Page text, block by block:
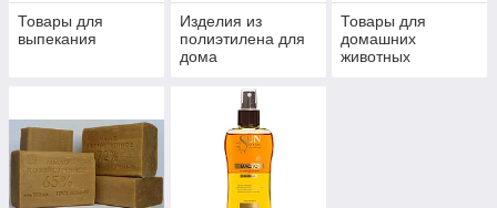
Товары для
выпекания
Изделия из
полиэтилена для
дома
Товары для
домашних
животных